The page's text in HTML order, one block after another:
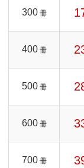
300 冊
400 冊
500 冊
600 冊
700 冊